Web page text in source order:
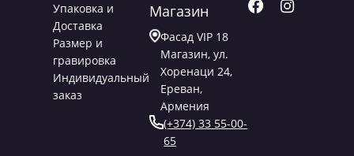
Упаковка и
Доставка
Размер и
гравировка
Индивидуальный
заказ
Магазин
Фасад VIP 18
Магазин, ул.
Хоренаци 24,
Ереван,
Армения
(+374) 33 55-00-
65